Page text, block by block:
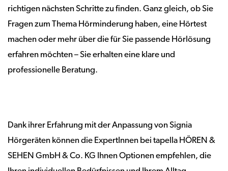
richtigen nächsten Schritte zu finden. Ganz gleich, ob Sie
Fragen zum Thema Hörminderung haben, eine Hörtest
machen oder mehr über die für Sie passende Hörlösung
erfahren möchten – Sie erhalten eine klare und
professionelle Beratung.
Dank ihrer Erfahrung mit der Anpassung von Signia
Hörgeräten können die ExpertInnen bei tapella HÖREN &
SEHEN GmbH & Co. KG Ihnen Optionen empfehlen, die